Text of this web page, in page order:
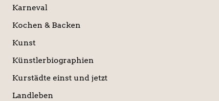
Karneval
Kochen & Backen
Kunst
Künstlerbiographien
Kurstädte einst und jetzt
Landleben